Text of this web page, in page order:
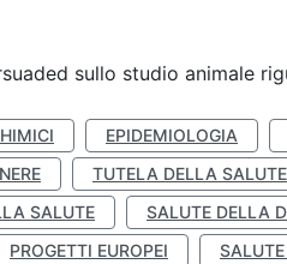
sullo studio animale
EPIDEMIOLOGIA
TUTELA DELLA SALUTE
SALUTE
SALUTE DELLA
PROGETTI EUROPEI